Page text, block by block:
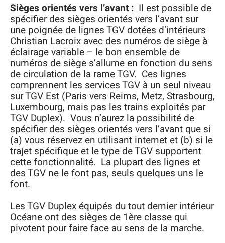
Sièges orientés vers l’avant : Il est possible de
spécifier des sièges orientés vers l’avant sur
une poignée de lignes TGV dotées d’intérieurs
Christian Lacroix avec des numéros de siège à
éclairage variable – le bon ensemble de
numéros de siège s’allume en fonction du sens
de circulation de la rame TGV. Ces lignes
comprennent les services TGV à un seul niveau
sur TGV Est (Paris vers Reims, Metz, Strasbourg,
Luxembourg, mais pas les trains exploités par
TGV Duplex). Vous n’aurez la possibilité de
spécifier des sièges orientés vers l’avant que si
(a) vous réservez en utilisant internet et (b) si le
trajet spécifique et le type de TGV supportent
cette fonctionnalité. La plupart des lignes et
des TGV ne le font pas, seuls quelques uns le
font.
Les TGV Duplex équipés du tout dernier intérieur
Océane ont des sièges de 1ère classe qui
pivotent pour faire face au sens de la marche.